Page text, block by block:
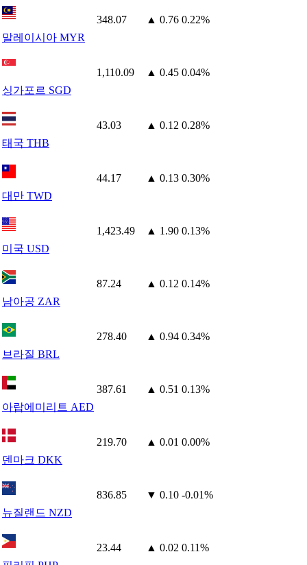
말레이시아 MYR
348.07 ▲ 0.76 0.22%
싱가포르 SGD
1,110.09 ▲ 0.45 0.04%
태국 THB
43.03 ▲ 0.12 0.28%
대만 TWD
44.17 ▲ 0.13 0.30%
미국 USD
1,423.49 ▲ 1.90 0.13%
남아공 ZAR
87.24 ▲ 0.12 0.14%
브라질 BRL
278.40 ▲ 0.94 0.34%
아랍에미리트 AED
387.61 ▲ 0.51 0.13%
덴마크 DKK
219.70 ▲ 0.01 0.00%
뉴질랜드 NZD
836.85 ▼ 0.10 -0.01%
23.44 ▲ 0.02 0.11%